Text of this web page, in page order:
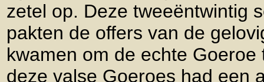
zetel op. Deze tweeëntwintig
pakten de offers van de
kwamen om de echte Goeroe
deze valse Goeroes had een